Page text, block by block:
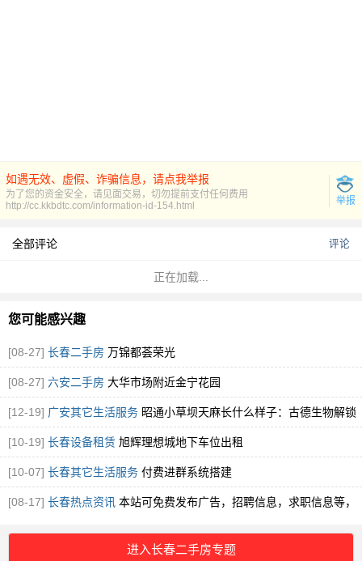
如遇无效、虚假、诈骗信息，请点我举报
为了您的资金安全，请见面交易，切勿提前支付任何费用
举报
http://cc.kkbdtc.com/information-id-154.html
全部评论 评论
正在加载...
您可能感兴趣
[08-27] 长春二手房 万锦都荟荣光
[08-27] 六安二手房 大华市场附近金宁花园
[12-19] 广安其它生活服务 昭通小草坝天麻长什么样子：古德生物解锁
道地天麻的形态密码[图]
[10-19] 长春设备租赁 旭辉理想城地下车位出租
[10-07] 长春其它生活服务 付费进群系统搭建
[08-17] 长春热点资讯 本站可免费发布广告，招聘信息，求职信息等，
但是严谨发布违法违规信息
进入长春二手房专题